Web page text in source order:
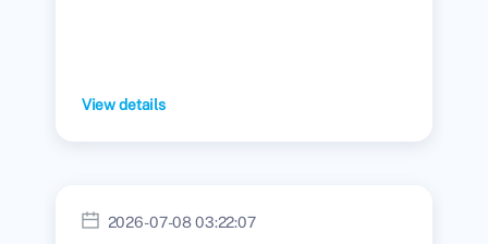
View details
2026-07-08 03:22:07